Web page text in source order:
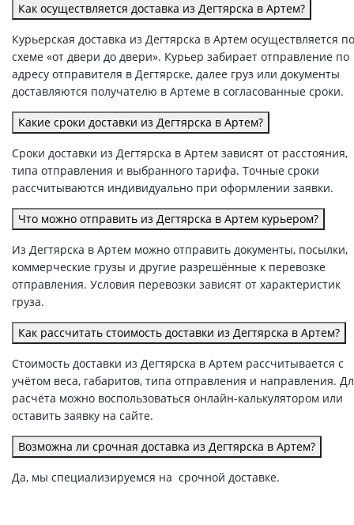
Как осуществляется доставка из Дегтярска в Артем?
Курьерская доставка из Дегтярска в Артем осуществляется по
схеме «от двери до двери». Курьер забирает отправление по
адресу отправителя в Дегтярске, далее груз или документы
доставляются получателю в Артеме в согласованные сроки.
Какие сроки доставки из Дегтярска в Артем?
Сроки доставки из Дегтярска в Артем зависят от расстояния,
типа отправления и выбранного тарифа. Точные сроки
рассчитываются индивидуально при оформлении заявки.
Что можно отправить из Дегтярска в Артем курьером?
Из Дегтярска в Артем можно отправить документы, посылки,
коммерческие грузы и другие разрешённые к перевозке
отправления. Условия перевозки зависят от характеристик
груза.
Как рассчитать стоимость доставки из Дегтярска в Артем?
Стоимость доставки из Дегтярска в Артем рассчитывается с
учётом веса, габаритов, типа отправления и направления.
расчёта можно воспользоваться онлайн-калькулятором или
оставить заявку на сайте.
Возможна ли срочная доставка из Дегтярска в Артем?
Да, мы специализируемся на срочной доставке.